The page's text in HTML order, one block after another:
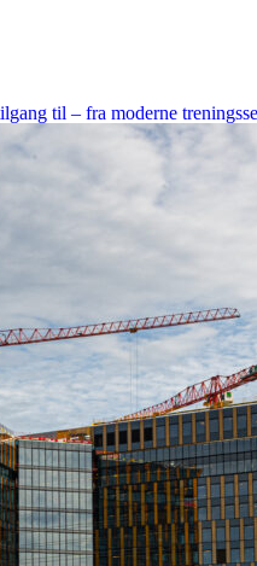
til – fra moderne
og fleksible møterom.